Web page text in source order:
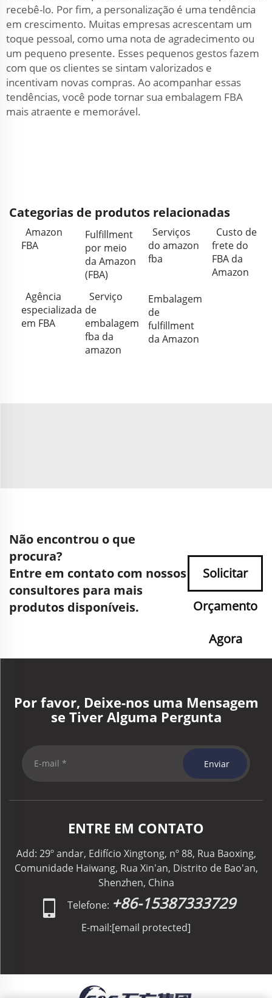
recebê-lo. Por fim, a personalização é uma tendência
em crescimento. Muitas empresas acrescentam um
toque pessoal, como uma nota de agradecimento ou
um pequeno presente. Esses pequenos gestos fazem
com que os clientes se sintam valorizados e
incentivam novas compras. Ao acompanhar essas
tendências, você pode tornar sua embalagem FBA
mais atraente e memorável.
Categorias de produtos relacionadas
Amazon
FBA
Fulfillment
por meio
da Amazon
(FBA)
Serviços
do amazon
fba
Custo de
frete do
FBA da
Amazon
Agência
especializada
em FBA
Serviço
de
embalagem
fba da
amazon
Embalagem
de
fulfillment
da Amazon
Não encontrou o que
procura?
Entre em contato com nossos
consultores para mais
produtos disponíveis.
Solicitar
Orçamento
Agora
Por favor, Deixe-nos uma Mensagem
se Tiver Alguma Pergunta
Enviar
ENTRE EM CONTATO
Add: 29º andar, Edifício Xingtong, nº 88, Rua Baoxing,
Comunidade Haiwang, Rua Xin'an, Distrito de Bao'an,
Shenzhen, China
Telefone: +86-15387333729
E-mail:[email protected]